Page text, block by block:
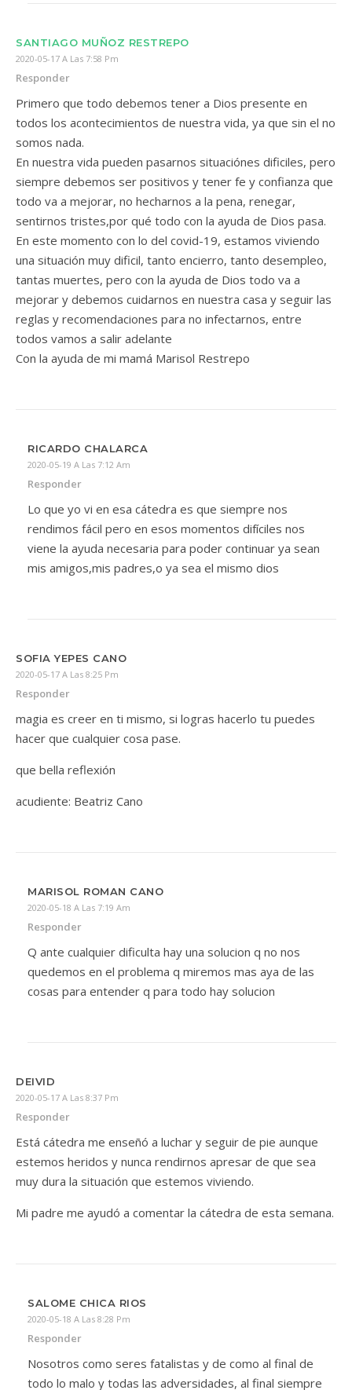
SANTIAGO MUÑOZ RESTREPO
2020-05-17 A Las 7:58 Pm
Responder
Primero que todo debemos tener a Dios presente en
todos los acontecimientos de nuestra vida, ya que sin el no
somos nada.
En nuestra vida pueden pasarnos situaciónes dificiles, pero
siempre debemos ser positivos y tener fe y confianza que
todo va a mejorar, no hecharnos a la pena, renegar,
sentirnos tristes,por qué todo con la ayuda de Dios pasa.
En este momento con lo del covid-19, estamos viviendo
una situación muy dificil, tanto encierro, tanto desempleo,
tantas muertes, pero con la ayuda de Dios todo va a
mejorar y debemos cuidarnos en nuestra casa y seguir las
reglas y recomendaciones para no infectarnos, entre
todos vamos a salir adelante
Con la ayuda de mi mamá Marisol Restrepo
RICARDO CHALARCA
2020-05-19 A Las 7:12 Am
Responder
Lo que yo vi en esa cátedra es que siempre nos
rendimos fácil pero en esos momentos difíciles nos
viene la ayuda necesaria para poder continuar ya sean
mis amigos,mis padres,o ya sea el mismo dios
SOFIA YEPES CANO
2020-05-17 A Las 8:25 Pm
Responder
magia es creer en ti mismo, si logras hacerlo tu puedes
hacer que cualquier cosa pase.
que bella reflexión
acudiente: Beatriz Cano
MARISOL ROMAN CANO
2020-05-18 A Las 7:19 Am
Responder
Q ante cualquier dificulta hay una solucion q no nos
quedemos en el problema q miremos mas aya de las
cosas para entender q para todo hay solucion
DEIVID
2020-05-17 A Las 8:37 Pm
Responder
Está cátedra me enseñó a luchar y seguir de pie aunque
estemos heridos y nunca rendirnos apresar de que sea
muy dura la situación que estemos viviendo.
Mi padre me ayudó a comentar la cátedra de esta semana.
SALOME CHICA RIOS
2020-05-18 A Las 8:28 Pm
Responder
Nosotros como seres fatalistas y de como al final de
todo lo malo y todas las adversidades, al final siempre